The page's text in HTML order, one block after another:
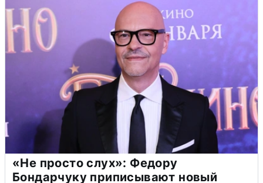
«Не просто слух»: Федору
Бондарчуку приписывают новый